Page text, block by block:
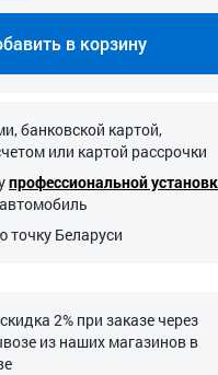
в корзину
банковской картой,
или картой рассрочки
профессиональной
точку Беларуси
2% при заказе через
из наших магазинов в